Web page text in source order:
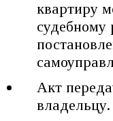
квартиру
Акт
владельцу.